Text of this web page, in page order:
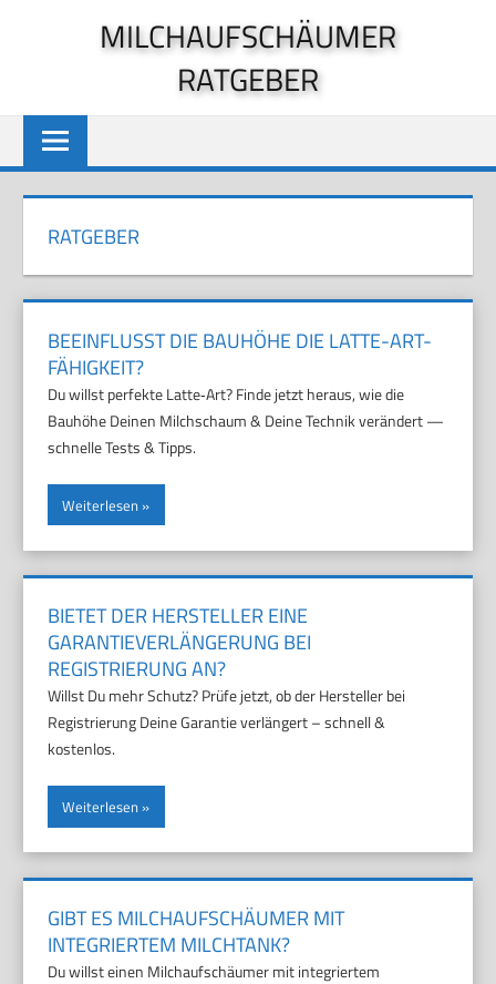
MILCHAUFSCHÄUMER
RATGEBER
RATGEBER
BEEINFLUSST DIE BAUHÖHE DIE LATTE-ART-
FÄHIGKEIT?
Du willst perfekte Latte‑Art? Finde jetzt heraus, wie die
Bauhöhe Deinen Milchschaum & Deine Technik verändert —
schnelle Tests & Tipps.
Weiterlesen
BIETET DER HERSTELLER EINE
GARANTIEVERLÄNGERUNG BEI
REGISTRIERUNG AN?
Willst Du mehr Schutz? Prüfe jetzt, ob der Hersteller bei
Registrierung Deine Garantie verlängert – schnell &
kostenlos.
Weiterlesen
GIBT ES MILCHAUFSCHÄUMER MIT
INTEGRIERTEM MILCHTANK?
Du willst einen Milchaufschäumer mit integriertem